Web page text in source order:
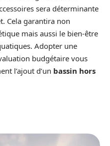
sera déterminante
Cela garantira non
mais aussi le bien-être
Adopter une
budgétaire vous
l’ajout d’un bassin hors